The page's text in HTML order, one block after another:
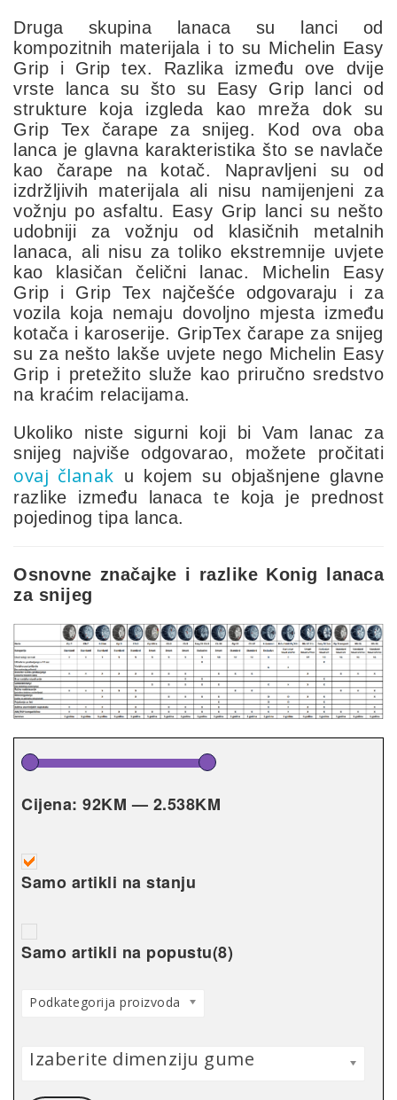
Druga skupina lanaca su lanci od
kompozitnih materijala i to su Michelin Easy
Grip i Grip tex. Razlika između ove dvije
vrste lanca su što su Easy Grip lanci od
strukture koja izgleda kao mreža dok su
Grip Tex čarape za snijeg. Kod ova oba
lanca je glavna karakteristika što se navlače
kao čarape na kotač. Napravljeni su od
izdržljivih materijala ali nisu namijenjeni za
vožnju po asfaltu. Easy Grip lanci su nešto
udobniji za vožnju od klasičnih metalnih
lanaca, ali nisu za toliko ekstremnije uvjete
kao klasičan čelični lanac. Michelin Easy
Grip i Grip Tex najčešće odgovaraju i za
vozila koja nemaju dovoljno mjesta između
kotača i karoserije. GripTex čarape za snijeg
su za nešto lakše uvjete nego Michelin Easy
Grip i pretežito služe kao priručno sredstvo
na kraćim relacijama.
Ukoliko niste sigurni koji bi Vam lanac za
snijeg najviše odgovarao, možete pročitati
ovaj članak u kojem su objašnjene glavne
razlike između lanaca te koja je prednost
pojedinog tipa lanca.
Osnovne značajke i razlike Konig lanaca
za snijeg
Cijena:92KM — 2.538KM
Samo artikli na stanju
Samo artikli na popustu(8)
Podkategorija proizvoda
Izaberite dimenziju gume